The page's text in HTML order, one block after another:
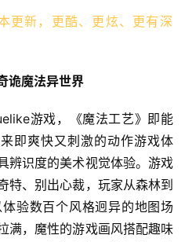
诡魔法异世界
游戏，《魔法工艺》即能
即爽快又刺激的动作游戏体
辨识度的美术视觉体验。游戏
特、别出心裁，玩家从森林到
验数百个风格迥异的地图场
满，魔性的游戏画风搭配趣味